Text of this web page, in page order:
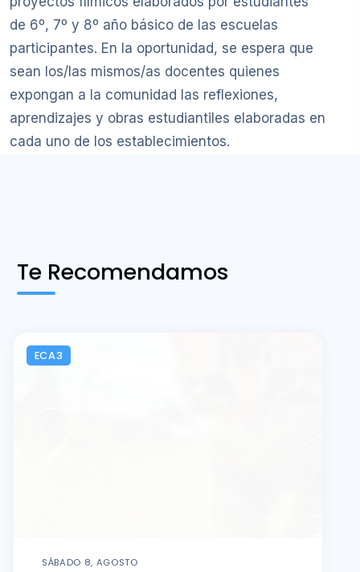
de 6º, 7º y 8º año básico de las escuelas
participantes. En la oportunidad, se espera que
sean los/las mismos/as docentes quienes
expongan a la comunidad las reflexiones,
aprendizajes y obras estudiantiles elaboradas en
cada uno de los establecimientos.
Te Recomendamos
ECA3
SÁBADO 8, AGOSTO